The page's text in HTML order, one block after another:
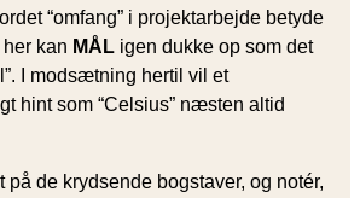
“omfang” i projektarbejde betyde
kan MÅL igen dukke op som det
I modsætning hertil vil et
hint som “Celsius” næsten altid
på de krydsende bogstaver, og notér,